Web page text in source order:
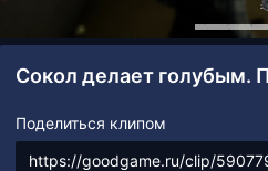
Поделиться клипом